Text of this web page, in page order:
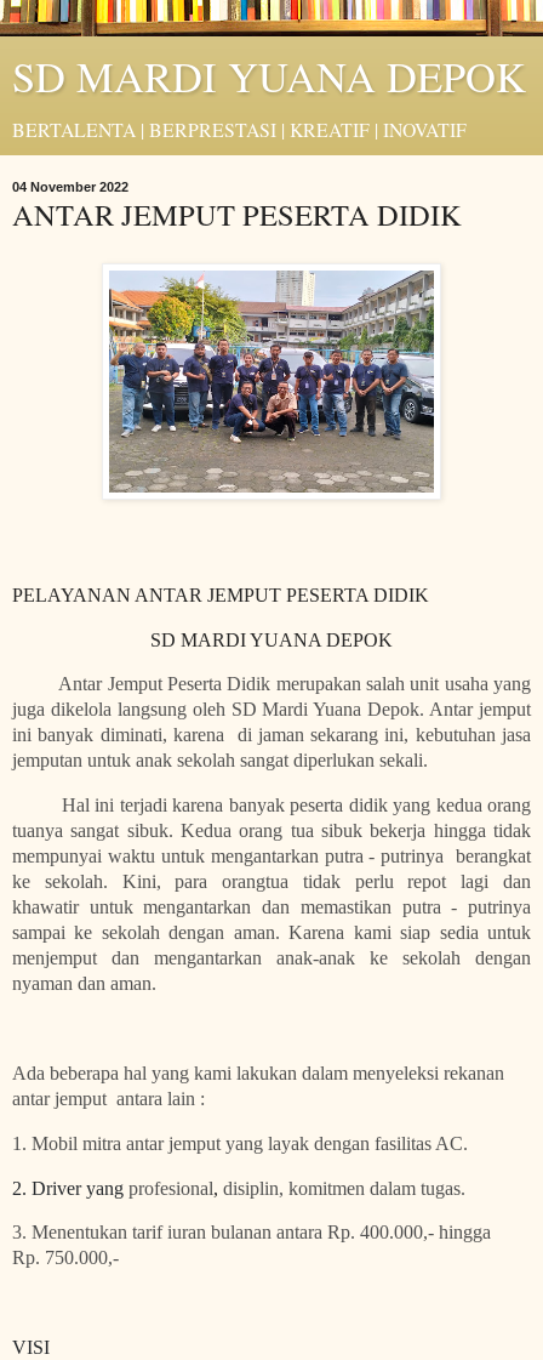
SD MARDI YUANA DEPOK
BERTALENTA | BERPRESTASI | KREATIF | INOVATIF
04 November 2022
ANTAR JEMPUT PESERTA DIDIK
PELAYANAN ANTAR JEMPUT PESERTA DIDIK
SD MARDI YUANA DEPOK
Antar JemputPeserta Didik merupakan salah unit usaha yang
juga dikelola langsung oleh SD Mardi Yuana Depok. Antar jemput
ini banyak diminati, karena di jaman sekarang ini, kebutuhan jasa
jemputan untuk anak sekolah sangat diperlukan sekali.
Hal ini terjadi karena banyak peserta didik yang kedua orang
tuanya sangat sibuk. Kedua orang tua sibuk bekerja hingga tidak
mempunyai waktu untuk mengantarkan putra - putrinya berangkat
ke sekolah. Kini, paraorangtua tidak perlu repotlagi dan
khawatir untuk mengantarkan dan memastikan putra - putrinya
sampai ke sekolah dengan aman. Karena kami siap sedia untuk
menjemput dan mengantarkan anak-anak ke sekolah dengan
nyaman dan aman.
Ada beberapa hal yang kami lakukan dalam menyeleksi rekanan
antar jemput antara lain :
1. Mobil mitra antar jemput yang layak dengan fasilitas AC.
2. Driver yang profesional, disiplin, komitmen dalam tugas.
3. Menentukan tarif iuran bulanan antara Rp. 400.000,- hingga
Rp. 750.000,-
VISI